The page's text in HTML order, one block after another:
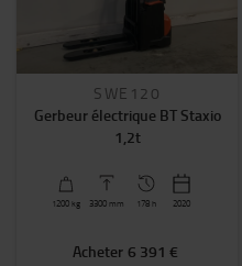
SWE120
Gerbeur électrique BT Staxio
1,2t
1200 kg 3300 mm 178 h 2020
Acheter 6 391 €